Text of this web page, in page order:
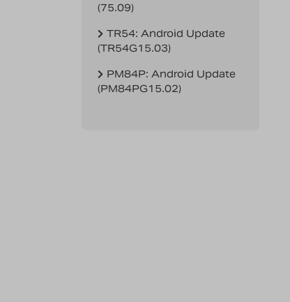
(75.09)
TR54: Android Update
(TR54G15.03)
PM84P: Android Update
(PM84PG15.02)